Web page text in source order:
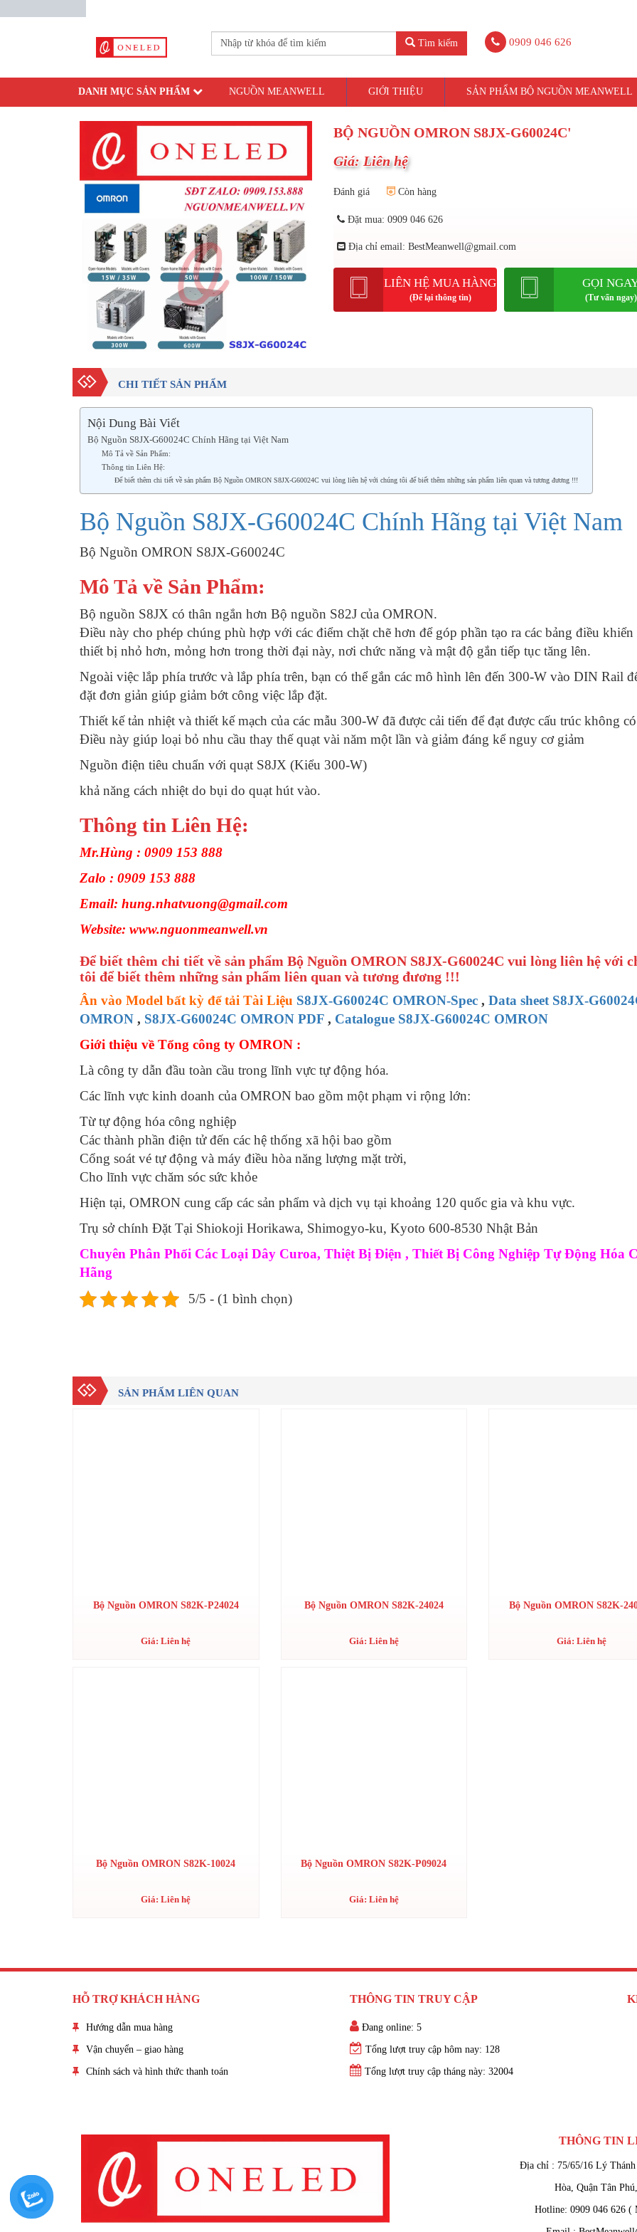
Tìm kiếm 0909 046 626
DANH MỤC SẢN PHẨM NGUỒN MEANWELL GIỚI THIỆU SẢN PHẨM BỘ NGUỒN MEANWELL
BỘ NGUỒN OMRON S8JX-G60024C'
Giá: Liên hệ
Đánh giá Còn hàng
Đặt mua: 0909 046 626
Địa chỉ email: BestMeanwell@gmail.com
LIÊN HỆ MUA HÀNG
(Để lại thông tin)
GỌI
(Tư vấn ngay)
CHI TIẾT SẢN PHẨM
Nội Dung Bài Viết
Bộ Nguồn S8JX-G60024C Chính Hãng tại Việt Nam
Mô Tả về Sản Phẩm:
Thông tin Liên Hệ:
Để biết thêm chi tiết về sản phẩm Bộ Nguồn OMRON S8JX-G60024C vui lòng liên hệ với chúng tôi để biết thêm những sản phẩm liên quan và tương đương !!!
Bộ Nguồn S8JX-G60024C Chính Hãng tại Việt Nam
Bộ Nguồn OMRON S8JX-G60024C
Mô Tả về Sản Phẩm:
Bộ nguồn S8JX có thân ngắn hơn Bộ nguồn S82J của OMRON.
Điều này cho phép chúng phù hợp với các điểm chặt chẽ hơn để góp phần tạo ra các bảng điều khiển
thiết bị nhỏ hơn, mỏng hơn trong thời đại này, nơi chức năng và mật độ gắn tiếp tục tăng lên.
Ngoài việc lắp phía trước và lắp phía trên, bạn có thể gắn các mô hình lên đến 300-W vào DIN Rail
đặt đơn giản giúp giảm bớt công việc lắp đặt.
Thiết kế tản nhiệt và thiết kế mạch của các mẫu 300-W đã được cải tiến để đạt được cấu trúc không
Điều này giúp loại bỏ nhu cầu thay thế quạt vài năm một lần và giảm đáng kể nguy cơ giảm
Nguồn điện tiêu chuẩn với quạt S8JX (Kiểu 300-W)
khả năng cách nhiệt do bụi do quạt hút vào.
Thông tin Liên Hệ:
Mr.Hùng : 0909 153 888
Zalo : 0909 153 888
Email: hung.nhatvuong@gmail.com
Website: www.nguonmeanwell.vn
Để biết thêm chi tiết về sản phẩm Bộ Nguồn OMRON S8JX-G60024C vui lòng liên hệ với
tôi để biết thêm những sản phẩm liên quan và tương đương !!!
Ân vào Model bất kỳ để tải Tài Liệu S8JX-G60024C OMRON-Spec , Data sheet S8JX-
OMRON , S8JX-G60024C OMRON PDF , Catalogue S8JX-G60024C OMRON
Giới thiệu về Tổng công ty OMRON :
Là công ty dẫn đầu toàn cầu trong lĩnh vực tự động hóa.
Các lĩnh vực kinh doanh của OMRON bao gồm một phạm vi rộng lớn:
Từ tự động hóa công nghiệp
Các thành phần điện tử đến các hệ thống xã hội bao gồm
Cổng soát vé tự động và máy điều hòa năng lượng mặt trời,
Cho lĩnh vực chăm sóc sức khỏe
Hiện tại, OMRON cung cấp các sản phẩm và dịch vụ tại khoảng 120 quốc gia và khu vực.
Trụ sở chính Đặt Tại Shiokoji Horikawa, Shimogyo-ku, Kyoto 600-8530 Nhật Bản
Chuyên Phân Phối Các Loại Dây Curoa, Thiệt Bị Điện , Thiết Bị Công Nghiệp Tự Động Hóa
Hãng
5/5 - (1 bình chọn)
SẢN PHẨM LIÊN QUAN
Bộ Nguồn OMRON S82K-P24024
Giá: Liên hệ
Bộ Nguồn OMRON S82K-24024
Giá: Liên hệ
Bộ Nguồn OMRON S82K-
Giá: Liên hệ
Bộ Nguồn OMRON S82K-10024
Giá: Liên hệ
Bộ Nguồn OMRON S82K-P09024
Giá: Liên hệ
HỖ TRỢ KHÁCH HÀNG
Hướng dẫn mua hàng
Vận chuyển – giao hàng
Chính sách và hình thức thanh toán
THÔNG TIN TRUY CẬP
Đang online: 5
Tổng lượt truy cập hôm nay: 128
Tổng lượt truy cập tháng này: 32004
THÔNG TIN
Địa chỉ : 75/65/16 Lý
Hòa, Quận Tân
Hotline: 0909 046 626